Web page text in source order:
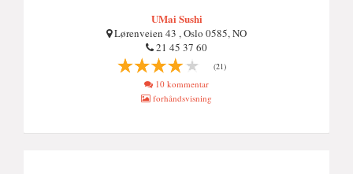
UMai Sushi
Lørenveien 43 , Oslo 0585, NO
21 45 37 60
(21)
10 kommentar
forhåndsvisning